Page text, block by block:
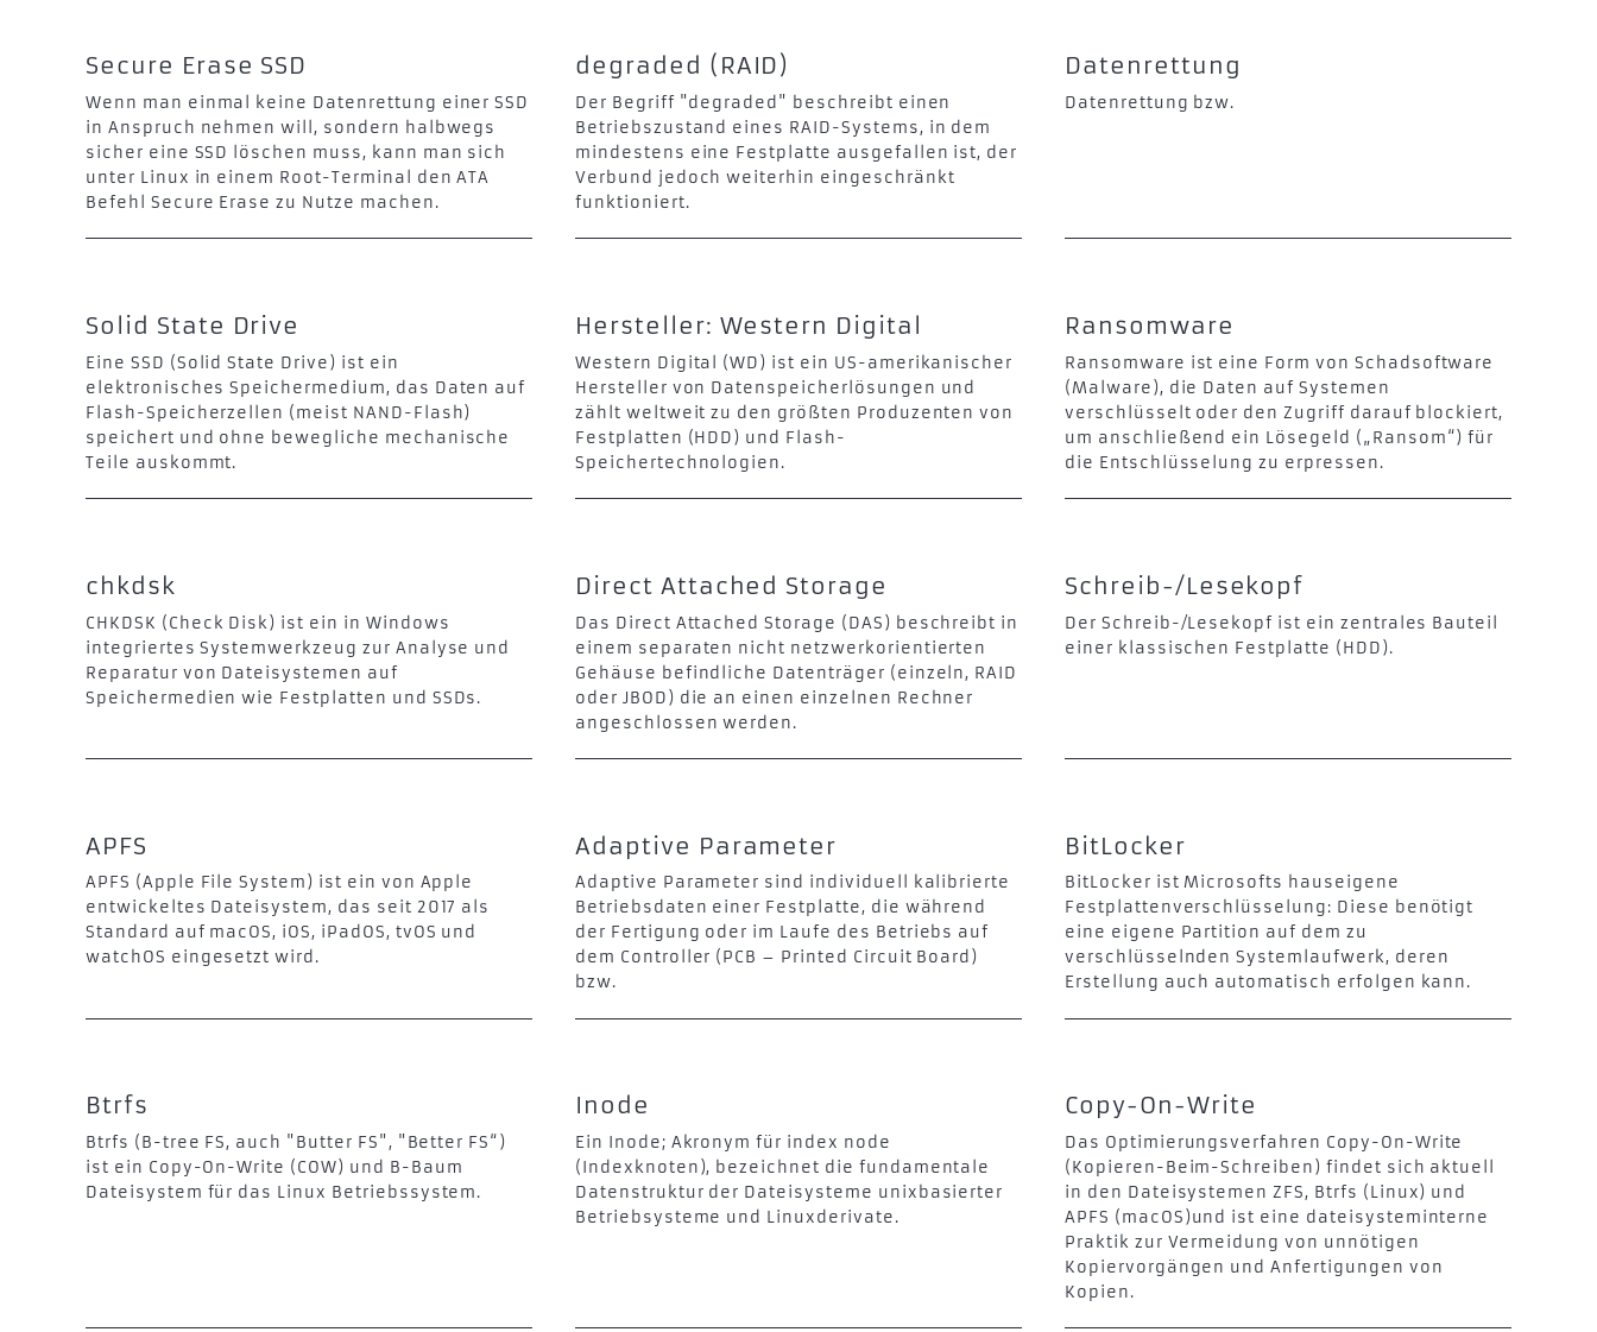
Secure Erase SSD
Wenn man einmal keine Datenrettung einer SSD
in Anspruch nehmen will, sondern halbwegs
sicher eine SSD löschen muss, kann man sich
unter Linux in einem Root-Terminal den ATA
Befehl Secure Erase zu Nutze machen.
degraded (RAID)
Der Begriff "degraded" beschreibt einen
Betriebszustand eines RAID-Systems, in dem
mindestens eine Festplatte ausgefallen ist, der
Verbund jedoch weiterhin eingeschränkt
funktioniert.
Datenrettung
Datenrettung bzw.
Solid State Drive
Eine SSD (Solid State Drive) ist ein
elektronisches Speichermedium, das Daten auf
Flash-Speicherzellen (meist NAND-Flash)
speichert und ohne bewegliche mechanische
Teile auskommt.
Hersteller: Western Digital
Western Digital (WD) ist ein US-amerikanischer
Hersteller von Datenspeicherlösungen und
zählt weltweit zu den größten Produzenten von
Festplatten (HDD) und Flash-
Speichertechnologien.
Ransomware
Ransomware ist eine Form von Schadsoftware
(Malware), die Daten auf Systemen
verschlüsselt oder den Zugriff darauf blockiert,
um anschließend ein Lösegeld („Ransom“) für
die Entschlüsselung zu erpressen.
chkdsk
CHKDSK (Check Disk) ist ein in Windows
integriertes Systemwerkzeug zur Analyse und
Reparatur von Dateisystemen auf
Speichermedien wie Festplatten und SSDs.
Direct Attached Storage
Das Direct Attached Storage (DAS) beschreibt in
einem separaten nicht netzwerkorientierten
Gehäuse befindliche Datenträger (einzeln, RAID
oder JBOD) die an einen einzelnen Rechner
angeschlossen werden.
Schreib-/Lesekopf
Der Schreib-/Lesekopf ist ein zentrales Bauteil
einer klassischen Festplatte (HDD).
APFS
APFS (Apple File System) ist ein von Apple
entwickeltes Dateisystem, das seit 2017 als
Standard auf macOS, iOS, iPadOS, tvOS und
watchOS eingesetzt wird.
Adaptive Parameter
Adaptive Parameter sind individuell kalibrierte
Betriebsdaten einer Festplatte, die während
der Fertigung oder im Laufe des Betriebs auf
dem Controller (PCB – Printed Circuit Board)
bzw.
BitLocker
BitLocker ist Microsofts hauseigene
Festplattenverschlüsselung: Diese benötigt
eine eigene Partition auf dem zu
verschlüsselnden Systemlaufwerk, deren
Erstellung auch automatisch erfolgen kann.
Btrfs
Btrfs (B-tree FS, auch "Butter FS", "Better FS“)
ist ein Copy-On-Write (COW) und B-Baum
Dateisystem für das Linux Betriebssystem.
Inode
Ein Inode; Akronym für index node
(Indexknoten), bezeichnet die fundamentale
Datenstruktur der Dateisysteme unixbasierter
Betriebsysteme und Linuxderivate.
Copy-On-Write
Das Optimierungsverfahren Copy-On-Write
(Kopieren-Beim-Schreiben) findet sich aktuell
in den Dateisystemen ZFS, Btrfs (Linux) und
APFS (macOS)und ist eine dateisysteminterne
Praktik zur Vermeidung von unnötigen
Kopiervorgängen und Anfertigungen von
Kopien.